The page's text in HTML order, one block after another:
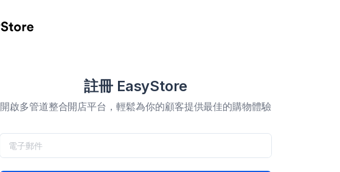
註冊 EasyStore
開啟多管道整合開店平台，輕鬆為你的顧客提供最佳的購物體驗